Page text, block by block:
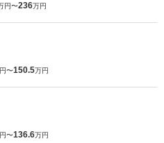
円〜236万円
〜150.5万円
〜136.6万円